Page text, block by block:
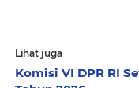
Lihat juga
Komisi VI DPR RI